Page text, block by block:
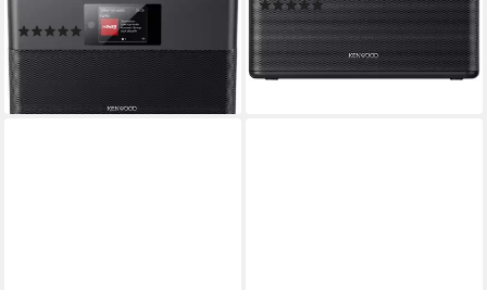
schwarz Internet-Radio
(6)
131,99 €
12,05 € mtl. in 12 Raten
lieferbar - in 3-4 Werktagen bei dir
(1)
ab 144,90 €
13,23 €mtl. in 12 Raten
lieferbar - in 3-4 Werktagen bei dir